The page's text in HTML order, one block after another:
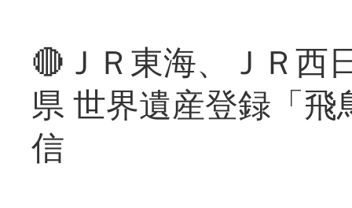
🔴ＪＲ東海、ＪＲ西
県 世界遺産登録「
信